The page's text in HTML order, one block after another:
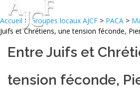
Accueil >Groupes locaux AJCF > PACA >
Juifs et Chrétiens, une tension féconde,
Entre Juifs et
tension féconde,